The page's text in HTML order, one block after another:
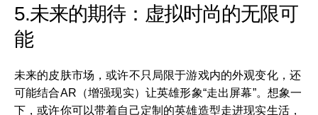
5.未来的期待：虚拟时尚的无限可
能
未来的皮肤市场，或许不只局限于游戏内的外观变化，还
可能结合AR（增强现实）让英雄形象“走出屏幕”。想象一
下，或许你可以带着自己定制的英雄造型走进现实生活，